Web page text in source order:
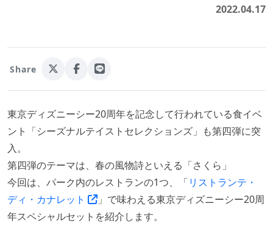
2022.04.17
Share
東京ディズニーシー20周年を記念して行われている食イベ
ント「シーズナルテイストセレクションズ」も第四弾に突
入。
第四弾のテーマは、春の風物詩といえる「さくら」
今回は、パーク内のレストランの1つ、「リストランテ・
ディ・カナレット
」で味わえる東京ディズニーシー20周
年スペシャルセットを紹介します。